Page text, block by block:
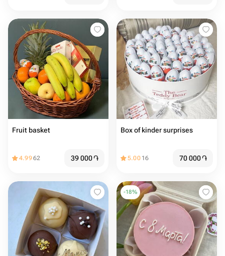
Fruit basket
4.9962 39 000֏
Box of kinder surprises
5.00 16 70 000֏
-18%